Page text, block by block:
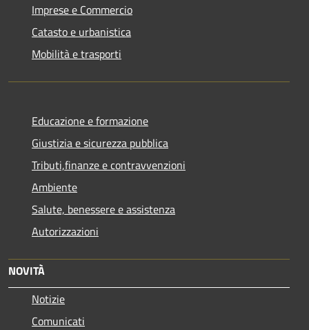
Imprese e Commercio
Catasto e urbanistica
Mobilità e trasporti
Educazione e formazione
Giustizia e sicurezza pubblica
Tributi,finanze e contravvenzioni
Ambiente
Salute, benessere e assistenza
Autorizzazioni
NOVITÀ
Notizie
Comunicati